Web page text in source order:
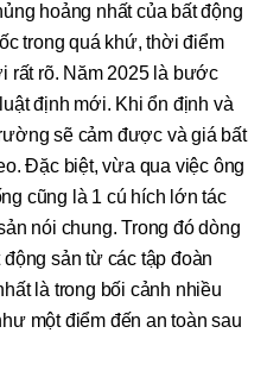
hoảng nhất của bất động
trong quá khứ, thời điểm
rất rõ. Năm 2025 là bước
định mới. Khi ổn định và
sẽ cảm được và giá bất
Đặc biệt, vừa qua việc ông
cũng là 1 cú hích lớn tác
nói chung. Trong đó dòng
sản từ các tập đoàn
là trong bối cảnh nhiều
một điểm đến an toàn sau